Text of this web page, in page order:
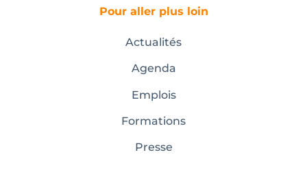
Pour aller plus loin
Actualités
Agenda
Emplois
Formations
Presse